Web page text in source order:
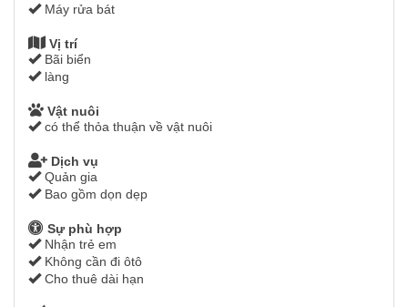
Máy rửa bát
Vị trí
Bãi biển
làng
Vật nuôi
có thể thỏa thuận về vật nuôi
Dịch vụ
Quản gia
Bao gồm dọn dẹp
Sự phù hợp
Nhận trẻ em
Không cần đi ôtô
Cho thuê dài hạn